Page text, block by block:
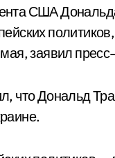
США
заявил
что Дональд